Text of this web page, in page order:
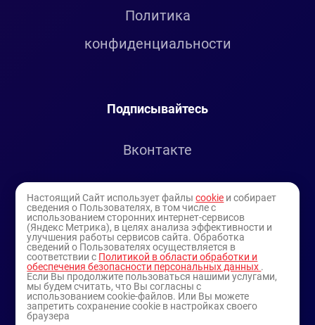
Политика
конфиденциальности
Подписывайтесь
Вконтакте
Youtube
Настоящий Сайт использует файлыcookie и собирает
сведения о Пользователях, в том числе с
использованием сторонних интернет-сервисов
(Яндекс Метрика), в целях анализа эффективности и
улучшения работы сервисов сайта. Обработка
сведений о Пользователях осуществляется в
соответствии с Политикой в области обработки и
обеспечения безопасности персональных данных .
Если Вы продолжите пользоваться нашими услугами,
мы будем считать, что Вы согласны с
использованием cookie-файлов. Или Вы можете
запретить сохранение cookie в настройках своего
браузера